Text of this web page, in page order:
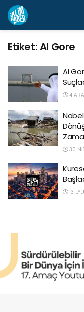
Etiket:Al Gore
Al
4
30
13